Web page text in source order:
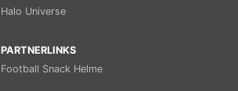
Halo Universe
PARTNERLINKS
Football Snack Helme